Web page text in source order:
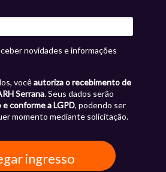
novidades e informações
vocêautoriza o recebimento de
Serrana. Seus dados serão
e conforme a LGPD, podendo ser
momento mediante solicitação.
ingresso